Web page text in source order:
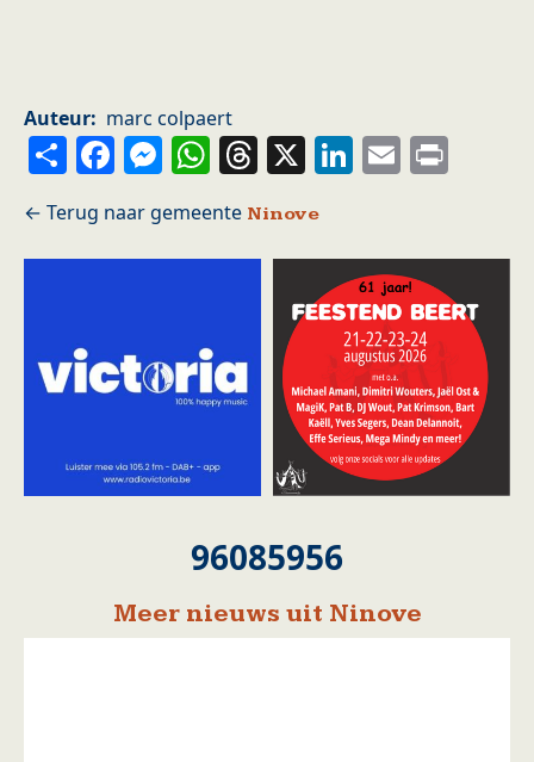
Auteur marc colpaert
ShareFacebook
Messenger
WhatsApp
Threads
X LinkedIn
Email
Ninove
96085956
Meer nieuws uit Ninove